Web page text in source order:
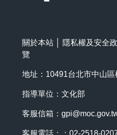
關於本站 隱私權及安全
覽
地址：10491台北市中山
指導單位：文化部
客服信箱：
客服電話：：02-2518-